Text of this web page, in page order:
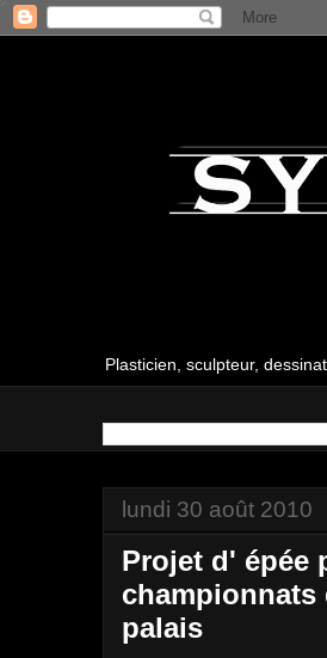
Plasticien, sculpteur,
lundi 30 août 2010
Projet d' épée
championnats
palais